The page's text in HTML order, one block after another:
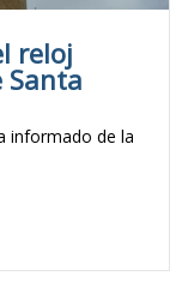
reloj
Santa
informado de la